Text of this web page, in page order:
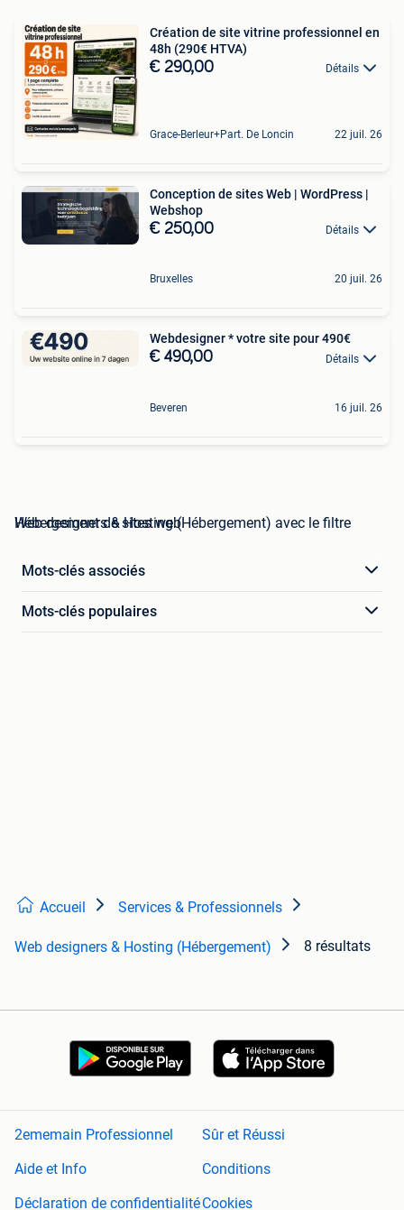
Création de site vitrine professionnel en
48h (290€ HTVA)
€ 290,00 Détails
Grace-Berleur+Part. De Loncin 22 juil. 26
Conception de sites Web | WordPress |
Webshop
€ 250,00 Détails
Bruxelles 20 juil. 26
Webdesigner * votre site pour 490€
€ 490,00 Détails
Beveren 16 juil. 26
Web designers & Hosting (Hébergement) avec le filtre Hébergement de sites web
Mots-clés associés
Mots-clés populaires
Accueil Services & Professionnels
Web designers & Hosting (Hébergement) 8 résultats
2ememain Professionnel
Sûr et Réussi
Aide et Info
Conditions
Déclaration de confidentialitéCookies